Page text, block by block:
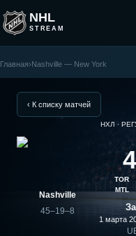
NHL
STREAM
New
York
—
результат
матча
Главная›Nashville — New York
‹ К списку матчей
Nashville
45–19–8
НХЛ ·
4
TOR
MTL
1 марта